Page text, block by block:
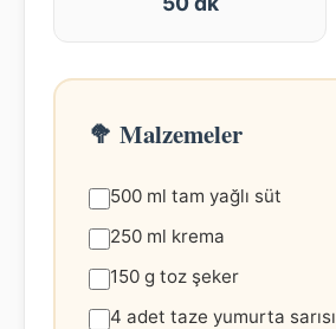
🥦 Malzemeler
500 ml tam yağlı süt
250 ml krema
150 g toz şeker
4 adet taze yumurta sarısı